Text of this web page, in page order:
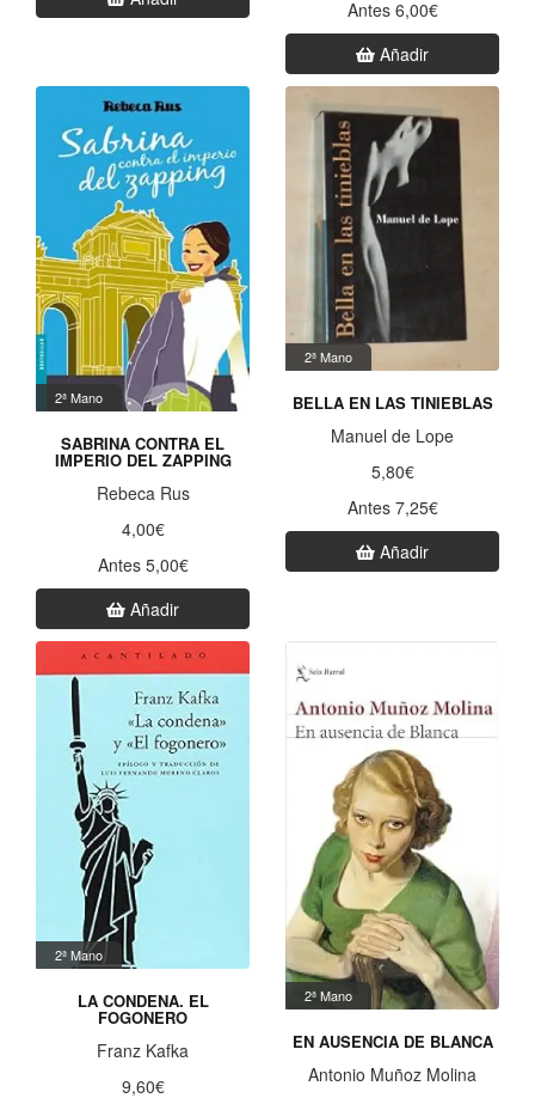
Antes 6,00€
Añadir
2ª Mano
SABRINA CONTRA EL
IMPERIO DEL ZAPPING
Rebeca Rus
4,00€
Antes 5,00€
Añadir
2ª Mano
BELLA EN LAS TINIEBLAS
Manuel de Lope
5,80€
Antes 7,25€
Añadir
2ª Mano
LA CONDENA. EL
FOGONERO
Franz Kafka
9,60€
2ª Mano
EN AUSENCIA DE BLANCA
Antonio Muñoz Molina